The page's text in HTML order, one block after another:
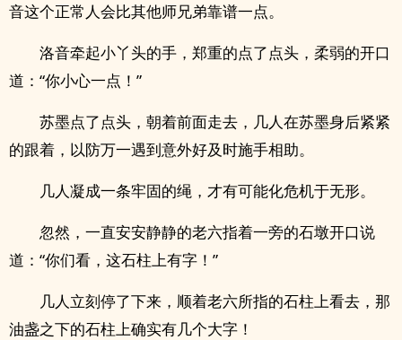
音这个正常人会比其他师兄弟靠谱一点。
洛音牵起小丫头的手，郑重的点了点头，柔弱的开口
道：“你小心一点！”
苏墨点了点头，朝着前面走去，几人在苏墨身后紧紧
的跟着，以防万一遇到意外好及时施手相助。
几人凝成一条牢固的绳，才有可能化危机于无形。
忽然，一直安安静静的老六指着一旁的石墩开口说
道：“你们看，这石柱上有字！”
几人立刻停了下来，顺着老六所指的石柱上看去，那
油盏之下的石柱上确实有几个大字！